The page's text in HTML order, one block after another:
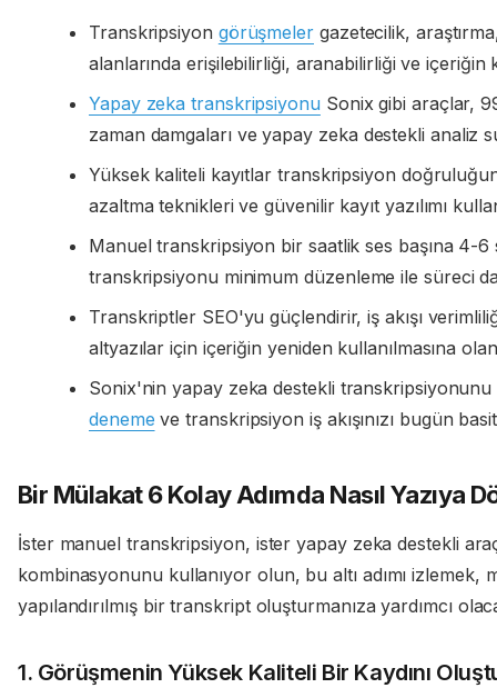
Transkripsiyon görüşmeler gazetecilik,
alanlarında erişilebilirliği, aranabilirliği ve içeriğin
Yapay zeka transkripsiyonuSonix gibi araçlar,
zaman damgaları ve yapay zeka destekli analiz
Yüksek kaliteli kayıtlar transkripsiyon
azaltma teknikleri ve güvenilir kayıt yazılımı
Manuel transkripsiyon bir saatlik ses başına 4-
transkripsiyonu minimum düzenleme ile süreci
Transkriptler SEO'yu güçlendirir, iş akışı
altyazılar için içeriğin yeniden kullanılmasına
Sonix'nin yapay zeka destekli
deneme ve transkripsiyon iş akışınızı bugün
Bir Mülakat 6 Kolay Adımda Nasıl Yazıya
İster manuel transkripsiyon, ister yapay zeka destekli
kombinasyonunu kullanıyor olun, bu altı adımı izlemek,
yapılandırılmış bir transkript oluşturmanıza yardımcı
1. Görüşmenin Yüksek Kaliteli Bir Kaydını